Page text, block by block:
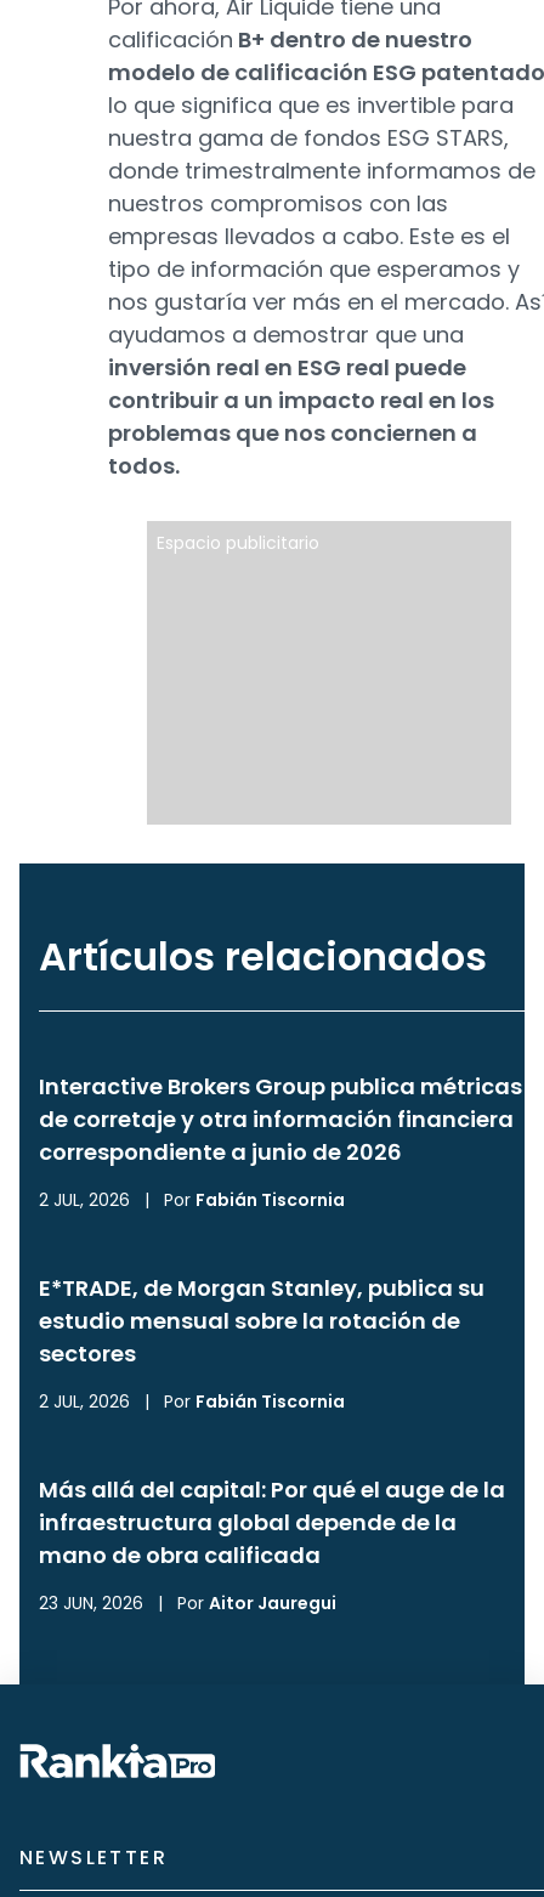
Por ahora, Air Liquide tiene una
calificación B+ dentro de nuestro
modelo de calificación ESG patentado
lo que significa que es invertible para
nuestra gama de fondos ESG STARS,
donde trimestralmente informamos de
nuestros compromisos con las
empresas llevados a cabo. Este es el
tipo de información que esperamos y
nos gustaría ver más en el mercado.
ayudamos a demostrar que una
inversión real en ESG real puede
contribuir a un impacto real en los
problemas que nos conciernen a
todos.
Espacio publicitario
Artículos relacionados
Interactive Brokers Group publica métricas
de corretaje y otra información financiera
correspondiente a junio de 2026
2 JUL, 2026 | Por Fabián Tiscornia
E*TRADE, de Morgan Stanley, publica su
estudio mensual sobre la rotación de
sectores
2 JUL, 2026 | Por Fabián Tiscornia
Más allá del capital: Por qué el auge de la
infraestructura global depende de la
mano de obra calificada
23 JUN, 2026 | Por Aitor Jauregui
NEWSLETTER